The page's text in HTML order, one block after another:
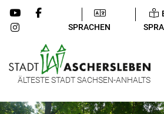
SPRACHEN
ÄLTESTE STADT SACHSEN-ANHALTS